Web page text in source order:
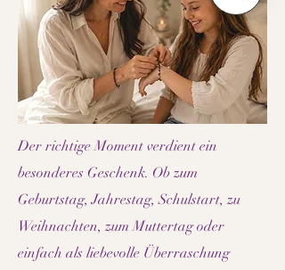
Der richtige Moment verdient ein
besonderes Geschenk. Ob zum
Geburtstag, Jahrestag, Schulstart, zu
Weihnachten, zum Muttertag oder
einfach als liebevolle Überraschung